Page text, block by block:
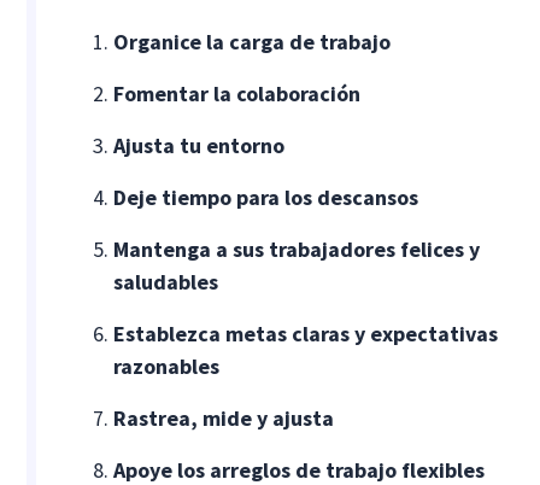
Organice la carga de trabajo
Fomentar la colaboración
Ajusta tu entorno
Deje tiempo para los descansos
Mantenga a sus trabajadores felices y
saludables
Establezca metas claras y expectativas
razonables
Rastrea, mide y ajusta
Apoye los arreglos de trabajo flexibles